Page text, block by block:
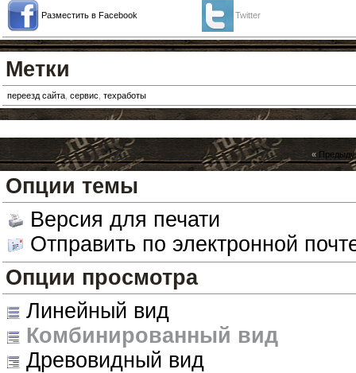
Разместить в Facebook Twitter
Метки
переезд сайта сервис техработы
«
Опции темы
Версия для печати
Отправить по электронной
Опции просмотра
Линейный вид
Комбинированный вид
Древовидный вид